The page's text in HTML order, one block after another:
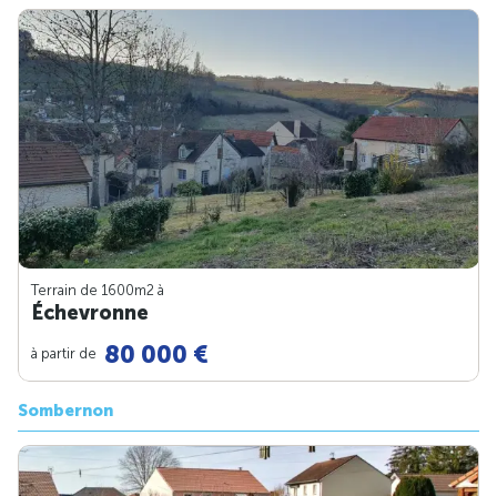
Terrain de 1600m2 à
Échevronne
à partir de 80 000 €
Sombernon